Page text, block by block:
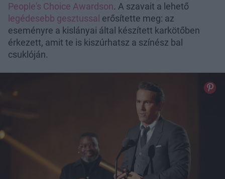
People's Choice Awardson. A szavait a lehető
legédesebb gesztussal erősítette meg: az
eseményre a kislányai által készített karkötőben
érkezett, amit te is kiszúrhatsz a színész bal
csuklóján.